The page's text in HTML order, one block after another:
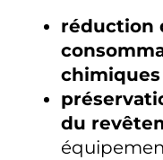
réduction
chimiques
du